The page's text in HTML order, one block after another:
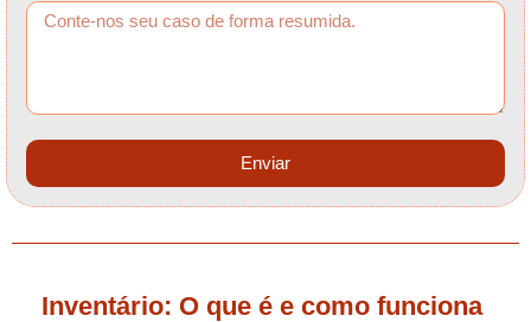
Enviar
Inventário: O que é e como funciona